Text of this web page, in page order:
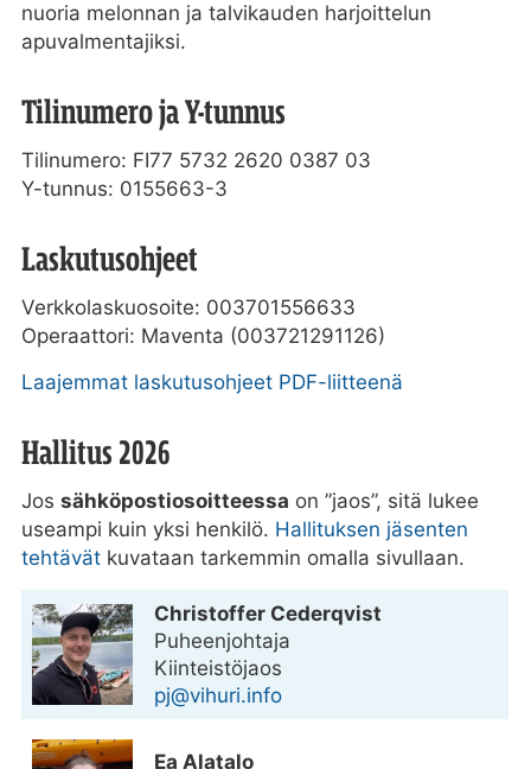
nuoria melonnan ja talvikauden harjoittelun
apuvalmentajiksi.
Tilinumero ja Y-tunnus
Tilinumero: FI77 5732 2620 0387 03
Y-tunnus: 0155663-3
Laskutusohjeet
Verkkolaskuosoite: 003701556633
Operaattori: Maventa (003721291126)
Laajemmat laskutusohjeet PDF-liitteenä
Hallitus 2026
Jos sähköpostiosoitteessa on ”jaos”, sitä lukee
useampi kuin yksi henkilö. Hallituksen jäsenten
tehtävätkuvataan tarkemmin omalla sivullaan.
Christoffer Cederqvist
Puheen­­johtaja
Kiinteistöjaos
pj@vihuri.info
Ea Alatalo